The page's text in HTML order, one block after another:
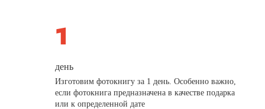
день
Изготовим фотокнигу за 1 день. Особенно важно,
если фотокнига предназначена в качестве подарка
или к определенной дате